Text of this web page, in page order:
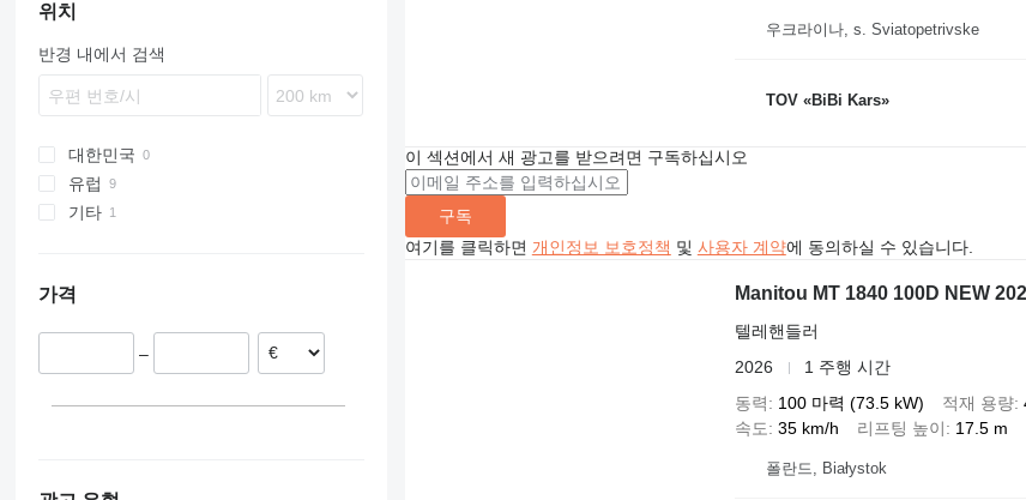
위치
반경 내에서 검색
대한민국
유럽
기타
가격
–
우크라이나, s. Sviatopetrivske
TOV «BiBi Kars»
이 섹션에서 새 광고를 받으려면 구독하십시오
구독
여기를 클릭하면 개인정보 보호정책 및 사용자 계약에 동의하실 수 있습니다.
Manitou MT 1840 100D NEW
텔레핸들러
2026
1 주행 시간
동력
100 마력 (73.5 kW) 적재 용량
속도
35 km/h 리프팅 높이 17.5 m
폴란드, Białystok